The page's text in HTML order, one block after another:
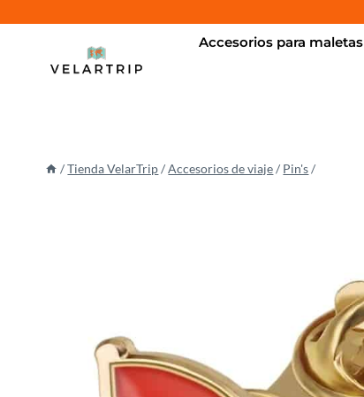
Accesorios para maletas
/ Tienda VelarTrip / Accesorios de viaje / Pin's /